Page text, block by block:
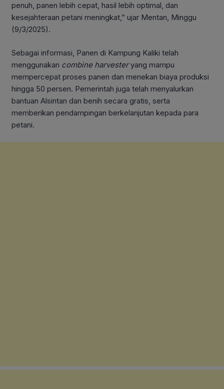
penuh, panen lebih cepat, hasil lebih optimal, dan
kesejahteraan petani meningkat,” ujar Mentan, Minggu
(9/3/2025).
Sebagai informasi, Panen di Kampung Kaliki telah
menggunakan combine harvesteryang mampu
mempercepat proses panen dan menekan biaya produksi
hingga 50 persen. Pemerintah juga telah menyalurkan
bantuan Alsintan dan benih secara gratis, serta
memberikan pendampingan berkelanjutan kepada para
petani.